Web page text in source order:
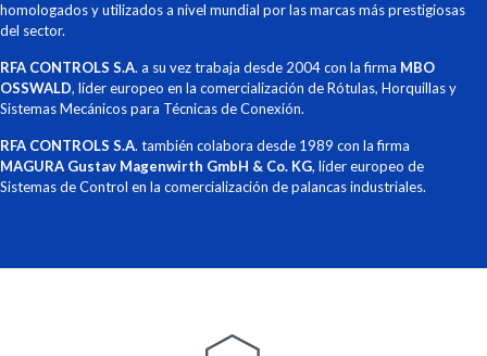
homologados y utilizados a nivel mundial por las marcas más prestigiosas
del sector.
RFA CONTROLS S.A. a su vez trabaja desde 2004 con la firma MBO
OSSWALD, líder europeo en la comercialización de Rótulas, Horquillas y
Sistemas Mecánicos para Técnicas de Conexión.
RFA CONTROLS S.A. también colabora desde 1989 con la firma
MAGURA Gustav Magenwirth GmbH & Co. KG, líder europeo de
Sistemas de Control en la comercialización de palancas industriales.